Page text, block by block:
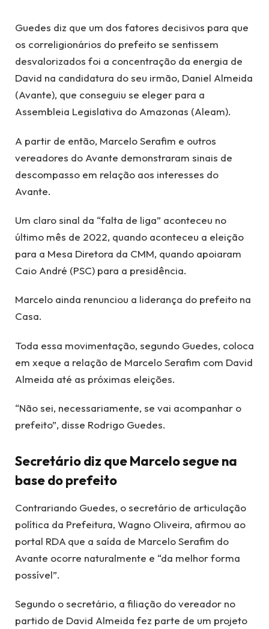
Guedes diz que um dos fatores decisivos para que
os correligionários do prefeito se sentissem
desvalorizados foi a concentração da energia de
David na candidatura do seu irmão, Daniel Almeida
(Avante), que conseguiu se eleger para a
Assembleia Legislativa do Amazonas (Aleam).
A partir de então, Marcelo Serafim e outros
vereadores do Avante demonstraram sinais de
descompasso em relação aos interesses do
Avante.
Um claro sinal da “falta de liga” aconteceu no
último mês de 2022, quando aconteceu a eleição
para a Mesa Diretora da CMM, quando apoiaram
Caio André (PSC) para a presidência.
Marcelo ainda renunciou a liderança do prefeito na
Casa.
Toda essa movimentação, segundo Guedes, coloca
em xeque a relação de Marcelo Serafim com David
Almeida até as próximas eleições.
“Não sei, necessariamente, se vai acompanhar o
prefeito”, disse Rodrigo Guedes.
Secretário diz que Marcelo segue na
base do prefeito
Contrariando Guedes, o secretário de articulação
política da Prefeitura, Wagno Oliveira, afirmou ao
portal RDA que a saída de Marcelo Serafim do
Avante ocorre naturalmente e “da melhor forma
possível”.
Segundo o secretário, a filiação do vereador no
partido de David Almeida fez parte de um projeto